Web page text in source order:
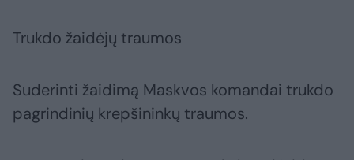
Trukdo žaidėjų traumos
Suderinti žaidimą Maskvos komandai trukdo
pagrindinių krepšininkų traumos.